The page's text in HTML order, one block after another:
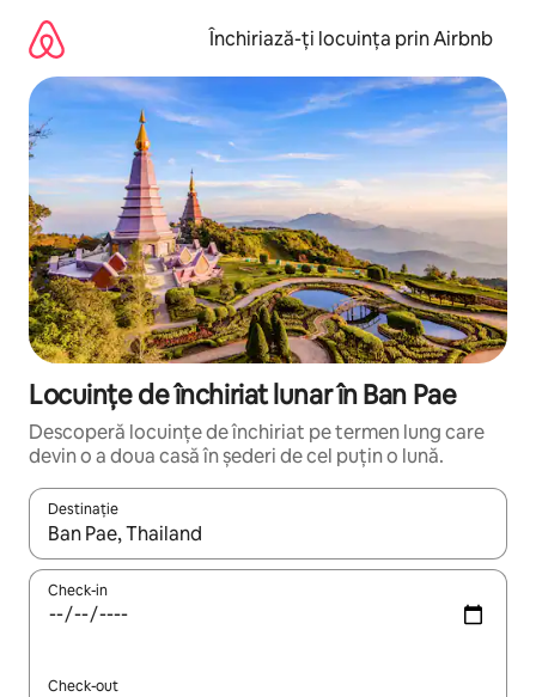
mergi
conținut
Închiriază-ți locuința prin Airbnb
Locuințe de închiriat lunar în Ban Pae
Descoperă locuințe de închiriat pe termen lung care
devin o a doua casă în șederi de cel puțin o lună.
Destinație
Când se încarcă rezultatele, navighează folosind tastele
Check-in
Check-out